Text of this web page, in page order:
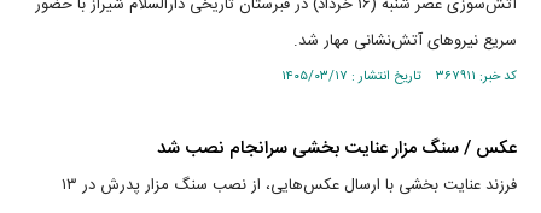
سریع نیرو‌های آتش‌نشانی مهار شد.
کد خبر: ۳۶۷۹۱۱ تاریخ انتشار : ۱۴۰۵/۰۳/۱۷
عکس / سنگ مزار عنایت بخشی سرانجام نصب شد
فرزند عنایت بخشی با ارسال عکس‌هایی، از نصب سنگ مزار پدرش در ۱۳